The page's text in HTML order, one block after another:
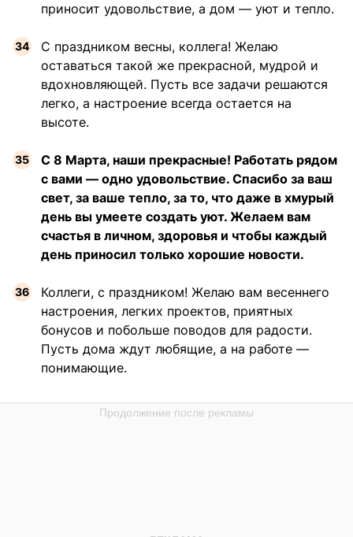
приносит удовольствие, а дом — уют и тепло.
С праздником весны, коллега! Желаю
оставаться такой же прекрасной, мудрой и
вдохновляющей. Пусть все задачи решаются
легко, а настроение всегда остается на
высоте.
С 8 Марта, наши прекрасные! Работать рядом
с вами — одно удовольствие. Спасибо за ваш
свет, за ваше тепло, за то, что даже в хмурый
день вы умеете создать уют. Желаем вам
счастья в личном, здоровья и чтобы каждый
день приносил только хорошие новости.
Коллеги, с праздником! Желаю вам весеннего
настроения, легких проектов, приятных
бонусов и побольше поводов для радости.
Пусть дома ждут любящие, а на работе —
понимающие.